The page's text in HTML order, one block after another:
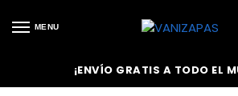
MENU
¡ENVÍO GRATIS A TODO EL